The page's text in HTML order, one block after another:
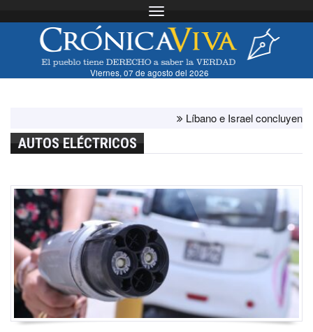
Toggle navigation
Viernes, 07 de agosto del 2026
Líbano e Israel concluyen
AUTOS ELÉCTRICOS